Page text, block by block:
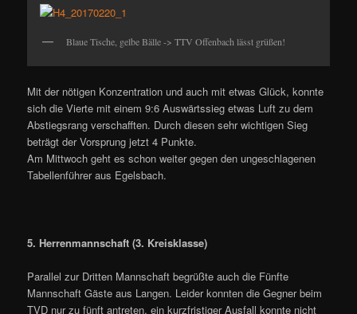
Blaue Tische, gelbe Bälle -> TTV Offenbach lässt grüßen!
Mit der nötigen Konzentration und auch mit etwas Glück, konnte
sich die Vierte mit einem 9:6 Auswärtssieg etwas Luft zu dem
Abstiegsrang verschafften. Durch diesen sehr wichtigen Sieg
beträgt der Vorsprung jetzt 4 Punkte.
Am Mittwoch geht es schon weiter gegen den ungeschlagenen
Tabellenführer aus Egelsbach.
5. Herrenmannschaft (3. Kreisklasse)
Parallel zur Dritten Mannschaft begrüßte auch die Fünfte
Mannschaft Gäste aus Langen. Leider konnten die Gegner beim
TVD nur zu fünft antreten, ein kurzfristiger Ausfall konnte nicht